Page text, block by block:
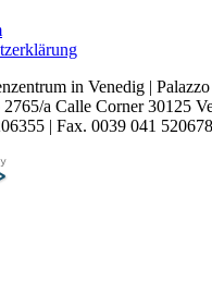
in Venedig |
2765/a Calle Corner 30125
| Fax. 0039 041